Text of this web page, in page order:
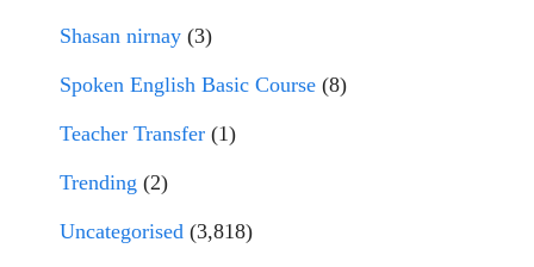
Shasan nirnay (3)
Spoken English Basic Course (8)
Teacher Transfer (1)
Trending (2)
Uncategorised (3,818)